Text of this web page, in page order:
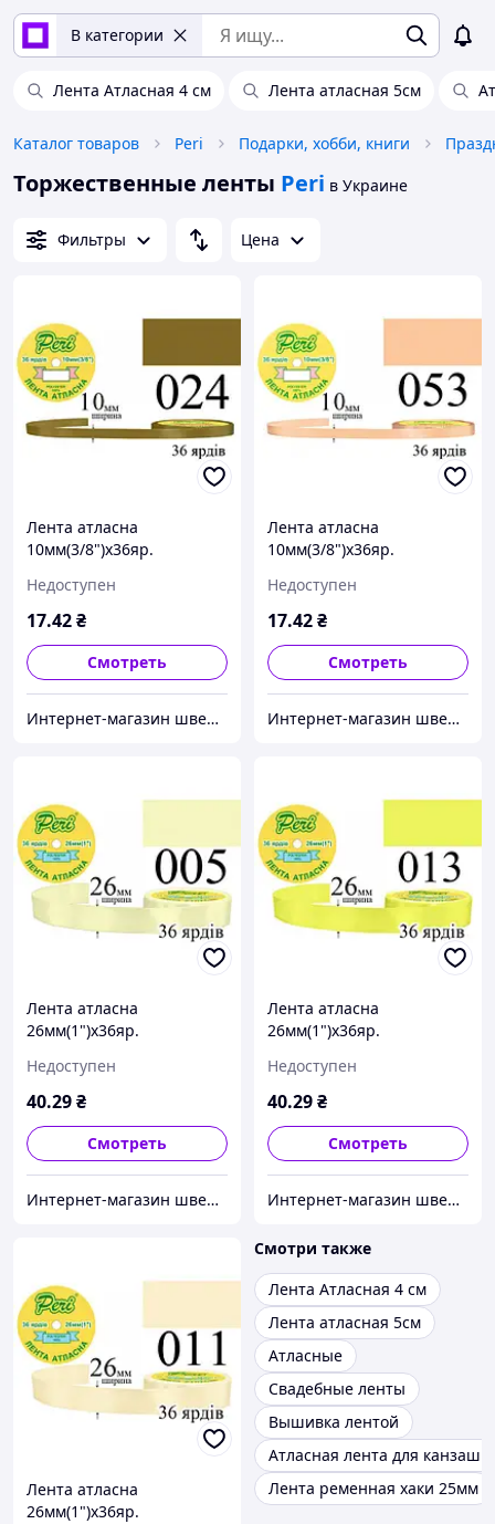
В категории
Лента Атласная 4 см Лента атласная 5см
Каталог товаров Peri Подарки, хобби, книги
Торжественные ленты Peri в Украине
Фильтры Цена
Лента атласна
10мм(3/8")х36яр.
р(024)
Недоступен
17.42₴
Смотреть
Интернет-магазин швейной фурнитуры и тканей "Веста-Текстиль"
Лента атласна
10мм(3/8")х36яр.
р(053)
Недоступен
17.42₴
Смотреть
Интернет-магазин швейной фурнитуры и тканей "Веста-Текстиль"
Лента атласна
26мм(1")х36яр.
(005)
Недоступен
40.29₴
Смотреть
Интернет-магазин швейной фурнитуры и тканей "Веста-Текстиль"
Лента атласна
26мм(1")х36яр.
(011)
Недоступен
40.29₴
Смотреть
Интернет-магазин швейной фурнитуры и тканей "Веста-Текстиль"
Лента атласна
26мм(1")х36яр.
Смотри также
Лента Атласная 4 см
Лента атласная 5см
Атласные
Свадебные ленты
Вышивка лентой
Атласная лента для канзаши
Лента ременная хаки 25мм